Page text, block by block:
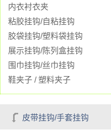
内衣衬衣夹
粘胶挂钩/自粘挂钩
胶袋挂钩/塑料袋挂钩
展示挂钩/陈列盒挂钩
围巾挂钩/丝巾挂钩
鞋夹子 / 塑料夹子
皮带挂钩/手套挂钩